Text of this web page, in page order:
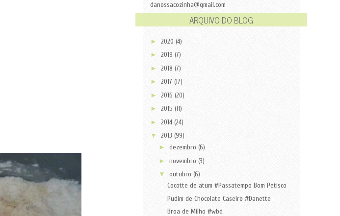
danossacozinha@gmail.com
ARQUIVO DO BLOG
► 2020 (4)
► 2019 (7)
► 2018 (7)
► 2017 (17)
► 2016 (20)
► 2015 (11)
► 2014 (24)
▼ 2013 (99)
► dezembro (6)
► novembro (3)
▼ outubro (6)
Cocotte de atum #Passatempo Bom Petisco
Pudim de Chocolate Caseiro #Danette
Broa de Milho #wbd